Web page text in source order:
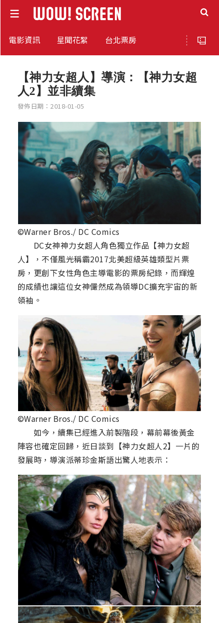
電影資訊 星聞花絮 台北票房
【神力女超人】導演：【神力女超
人2】並非續集
發佈日期：2018-01-05
©Warner Bros./ DC Comics
DC女神神力女超人角色獨立作品【神力女超
人】，不僅風光稱霸2017北美超級英雄類型片票
房，更創下女性角色主導電影的票房紀錄，而輝煌
的成績也讓這位女神儼然成為領導DC擴充宇宙的新
領袖。
©Warner Bros./ DC Comics
如今，續集已經進入前製階段，幕前幕後黃金
陣容也確定回歸，近日談到【神力女超人2】一片的
發展時，導演派蒂珍金斯語出驚人地表示：